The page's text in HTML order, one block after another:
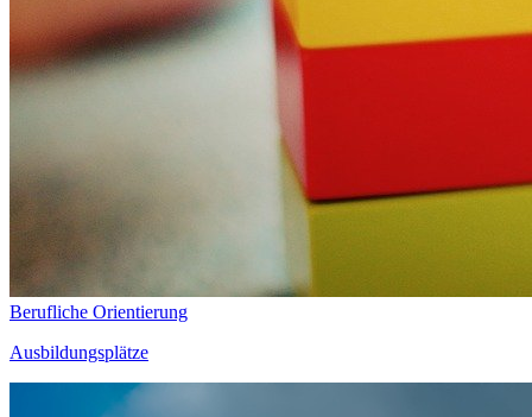
Berufliche Orientierung
Ausbildungsplätze